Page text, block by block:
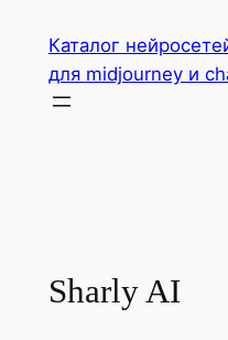
содержимому
Каталог
для midjourney и
Sharly AI